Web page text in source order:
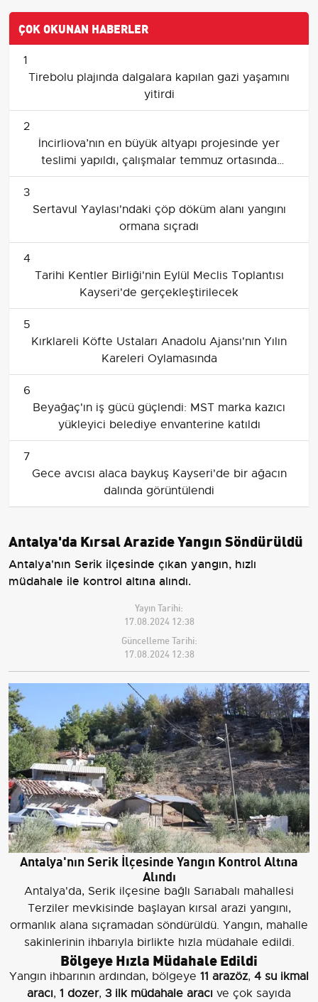
ÇOK OKUNAN HABERLER
1
Tirebolu plajında dalgalara kapılan gazi yaşamını
yitirdi
2
İncirliova’nın en büyük altyapı projesinde yer
teslimi yapıldı, çalışmalar temmuz ortasında
başlayacak
3
Sertavul Yaylası'ndaki çöp döküm alanı yangını
ormana sıçradı
4
Tarihi Kentler Birliği'nin Eylül Meclis Toplantısı
Kayseri'de gerçekleştirilecek
5
Kırklareli Köfte Ustaları Anadolu Ajansı'nın Yılın
Kareleri Oylamasında
6
Beyağaç'ın iş gücü güçlendi: MST marka kazıcı
yükleyici belediye envanterine katıldı
7
Gece avcısı alaca baykuş Kayseri'de bir ağacın
dalında görüntülendi
Antalya'da Kırsal Arazide Yangın Söndürüldü
Antalya'nın Serik ilçesinde çıkan yangın, hızlı
müdahale ile kontrol altına alındı.
Yayın Tarihi:
17.08.2024 12:38
Güncelleme Tarihi:
17.08.2024 12:38
Antalya'nın Serik İlçesinde Yangın Kontrol Altına
Alındı
Antalya'da, Serik ilçesine bağlı Sarıabalı mahallesi
Terziler mevkisinde başlayan kırsal arazi yangını,
ormanlık alana sıçramadan söndürüldü. Yangın, mahalle
sakinlerinin ihbarıyla birlikte hızla müdahale edildi.
Bölgeye Hızla Müdahale Edildi
Yangın ihbarının ardından, bölgeye 11 arazöz, 4 su ikmal
aracı, 1 dozer, 3 ilk müdahale aracı ve çok sayıda